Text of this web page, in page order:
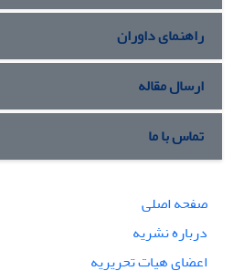
راهنمای داوران
ارسال مقاله
تماس با ما
صفحه اصلی
درباره نشریه
اعضای هیات تحریریه